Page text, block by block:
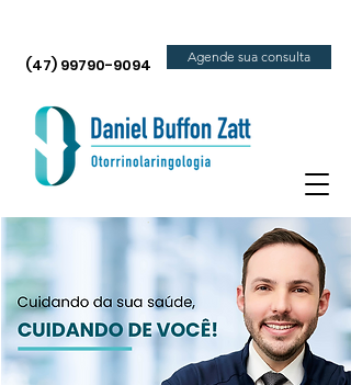
(47) 99790-9094 Agende sua consulta